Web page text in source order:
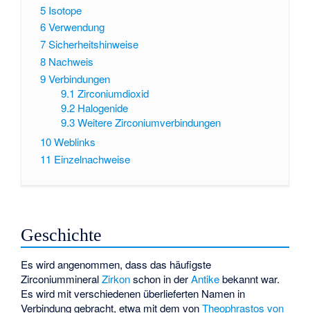
5 Isotope
6Verwendung
7Sicherheitshinweise
8 Nachweis
9Verbindungen
9.1 Zirconiumdioxid
9.2 Halogenide
9.3 Weitere Zirconiumverbindungen
10Weblinks
11 Einzelnachweise
Geschichte
Es wird angenommen, dass das häufigste
ZirconiummineralZirkonschon in derAntikebekannt war.
Es wird mit verschiedenen überlieferten Namen in
Verbindung gebracht, etwa mit dem vonTheophrastos von